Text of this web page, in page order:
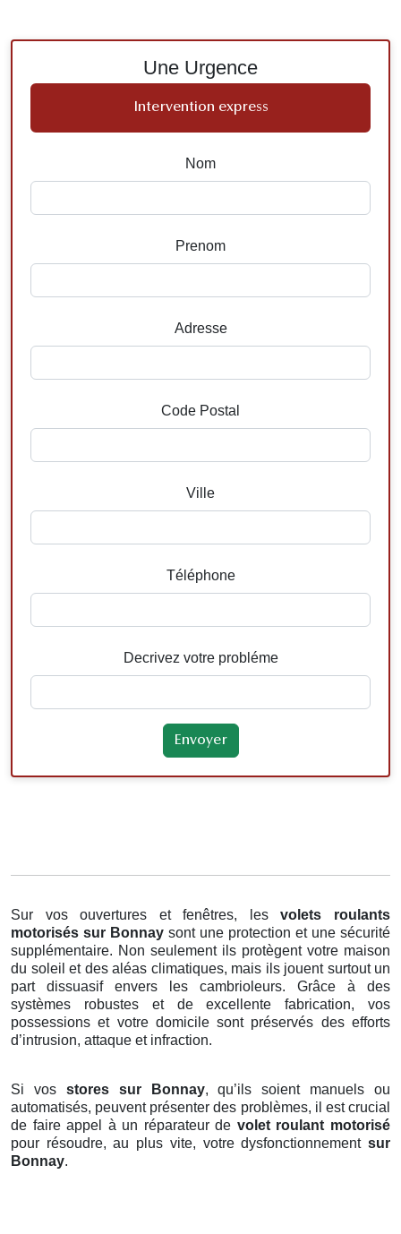
Une Urgence
Intervention express
Nom
Prenom
Adresse
Code Postal
Ville
Téléphone
Decrivez votre probléme
Sur vos ouvertures et fenêtres, lesvolets roulants
motorisés sur Bonnay sont une protection et une sécurité
supplémentaire. Non seulement ils protègent votre maison
du soleil et des aléas climatiques, mais ils jouent surtout un
part dissuasif envers les cambrioleurs. Grâce à des
systèmes robustes et de excellente fabrication, vos
possessions et votre domicile sont préservés des efforts
d’intrusion, attaque et infraction.
Si vos stores sur Bonnay, qu’ils soient manuels ou
automatisés, peuvent présenter des problèmes, il est crucial
de faire appel à un réparateur de volet roulant motorisé
pour résoudre, au plus vite, votre dysfonctionnement sur
Bonnay.